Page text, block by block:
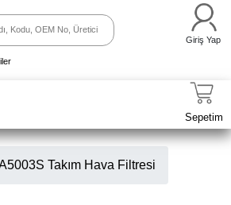
Giriş Yap
Sepetim
Takım Hava Filtresi